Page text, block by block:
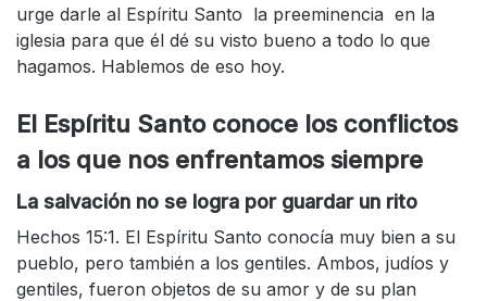
urge darle al Espíritu Santo la preeminencia en la
iglesia para que él dé su visto bueno a todo lo que
hagamos. Hablemos de eso hoy.
El Espíritu Santo conoce los conflictos
a los que nos enfrentamos siempre
La salvación no se logra por guardar un rito
Hechos 15:1. El Espíritu Santo conocía muy bien a su
pueblo, pero también a los gentiles. Ambos, judíos y
gentiles, fueron objetos de su amor y de su plan